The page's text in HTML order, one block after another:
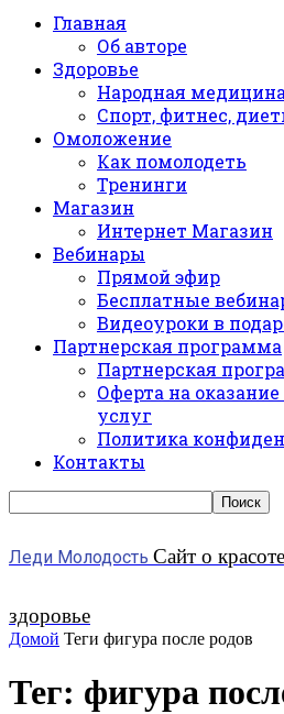
Главная
Об авторе
Здоровье
Народная медицина
Спорт, фитнес,
Омоложение
Как помолодеть
Тренинги
Магазин
Интернет Магазин
Вебинары
Прямой эфир
Бесплатные
Видеоуроки в
Партнерская программа
Партнерская
Оферта на
услуг
Политика
Контакты
Леди Молодость Сайт о
здоровье
Домой Теги фигура после родов
Тег: фигура